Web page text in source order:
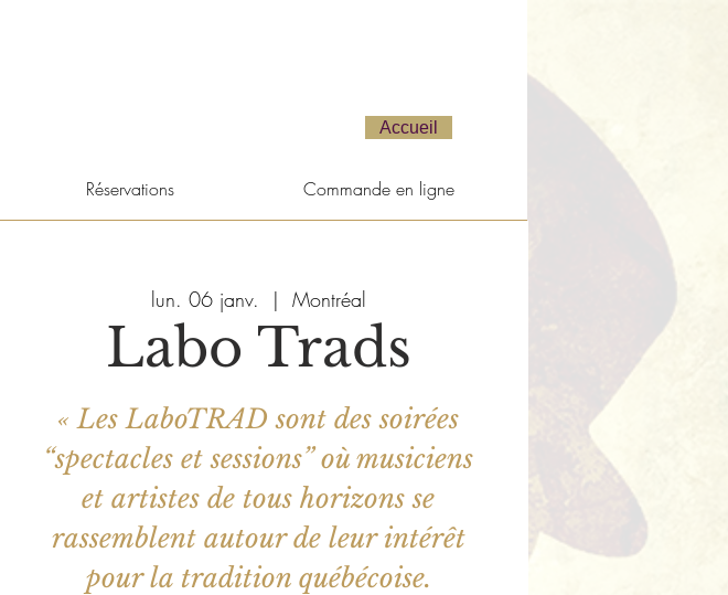
Accueil
Réservations Commande en ligne
lun. 06 janv.
  |
Montréal
Labo Trads
« Les LaboTRAD sont des soirées
“spectacles et sessions” où musiciens
et artistes de tous horizons se
rassemblent autour de leur intérêt
pour la tradition québécoise.